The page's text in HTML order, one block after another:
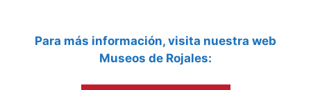
Para más información, visita nuestra web
Museos de Rojales: